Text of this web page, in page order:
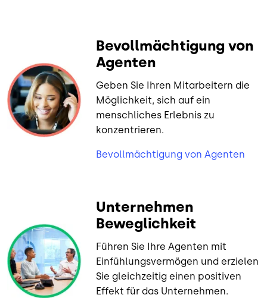
Bevollmächtigung von
Agenten
Geben Sie Ihren Mitarbeitern die
Möglichkeit, sich auf ein
menschliches Erlebnis zu
konzentrieren.
Bevollmächtigung von Agenten
Unternehmen
Beweglichkeit
Führen Sie Ihre Agenten mit
Einfühlungsvermögen und erzielen
Sie gleichzeitig einen positiven
Effekt für das Unternehmen.